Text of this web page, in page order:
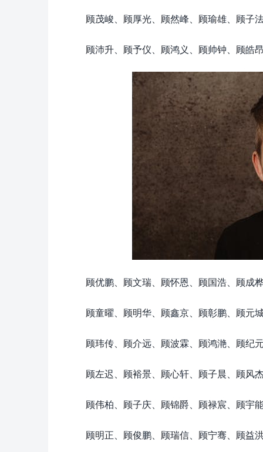
顾茂峻、顾厚光、顾然峰、顾瑜雄、顾子法
顾沛升、顾予仪、顾鸿义、顾帅钟、顾皓昂
顾优鹏、顾文瑞、顾怀恩、顾国浩、顾成桦
顾童曜、顾明华、顾鑫京、顾彰鹏、顾元城
顾玮传、顾介远、顾波霖、顾鸿滟、顾纪元
顾左迟、顾裕景、顾心轩、顾子晨、顾风杰
顾伟柏、顾子庆、顾锦爵、顾禄宸、顾宇能
顾明正、顾俊鹏、顾瑞信、顾宁骞、顾益洪